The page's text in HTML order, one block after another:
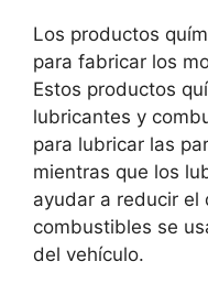
Los productos
para fabricar los
Estos productos
lubricantes y
para lubricar las
mientras que los
ayudar a reducir el
combustibles se
del vehículo.